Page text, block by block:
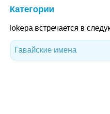
Категории
Iokepa встречается в
Гавайские имена